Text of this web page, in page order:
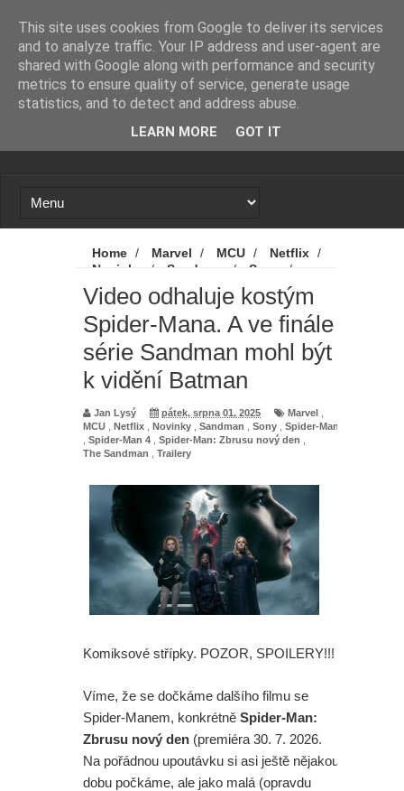
Loading...
Home / Marvel / MCU / Netflix /
Novinky
/ Sandman / Sony
/
Spider-Man
/ Spider-Man 4 /
Man: Zbrusu nový den
/
The Sandman
/
Trailery /
Video odhaluje kostým
Spider-Mana. A ve finále série Sandman
mohl být k vidění Batman
Video odhaluje kostým
Spider-Mana. A ve finále
série Sandman mohl být
k vidění Batman
Jan Lysý pátek, srpna 01, 2025 Marvel
MCU
Netflix Novinky Sandman Sony
Spider-Man
Spider-Man 4 Spider-Man: Zbrusu nový den
The Sandman
Trailery
Komiksové střípky. POZOR, SPOILERY!!!
Víme, že se dočkáme dalšího filmu se
Spider-Manem, konkrétně Spider-Man:
Zbrusu nový den (premiéra 30. 7. 2026.
Na pořádnou upoutávku si asi ještě nějakou
dobu počkáme, ale jako malá (opravdu
This site uses cookies from Google to deliver its services
and to analyze traffic. Your IP address and user-agent are
shared with Google along with performance and security
metrics to ensure quality of service, generate usage
statistics, and to detect and address abuse.
LEARN MORE GOT IT